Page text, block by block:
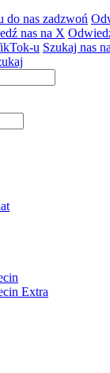
do nas zadzwoń
nas na X
u Szukaj nas
Extra